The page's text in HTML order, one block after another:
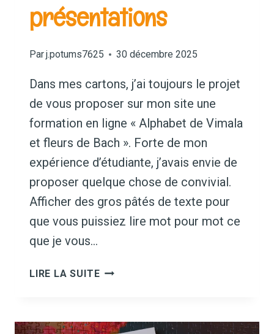
présentations
Parj.potums7625 30 décembre 2025
Dans mes cartons, j’ai toujours le projet
de vous proposer sur mon site une
formation en ligne « Alphabet de Vimala
et fleurs de Bach ». Forte de mon
expérience d’étudiante, j’avais envie de
proposer quelque chose de convivial.
Afficher des gros pâtés de texte pour
que vous puissiez lire mot pour mot ce
que je vous…
LIRE LA SUITEJE